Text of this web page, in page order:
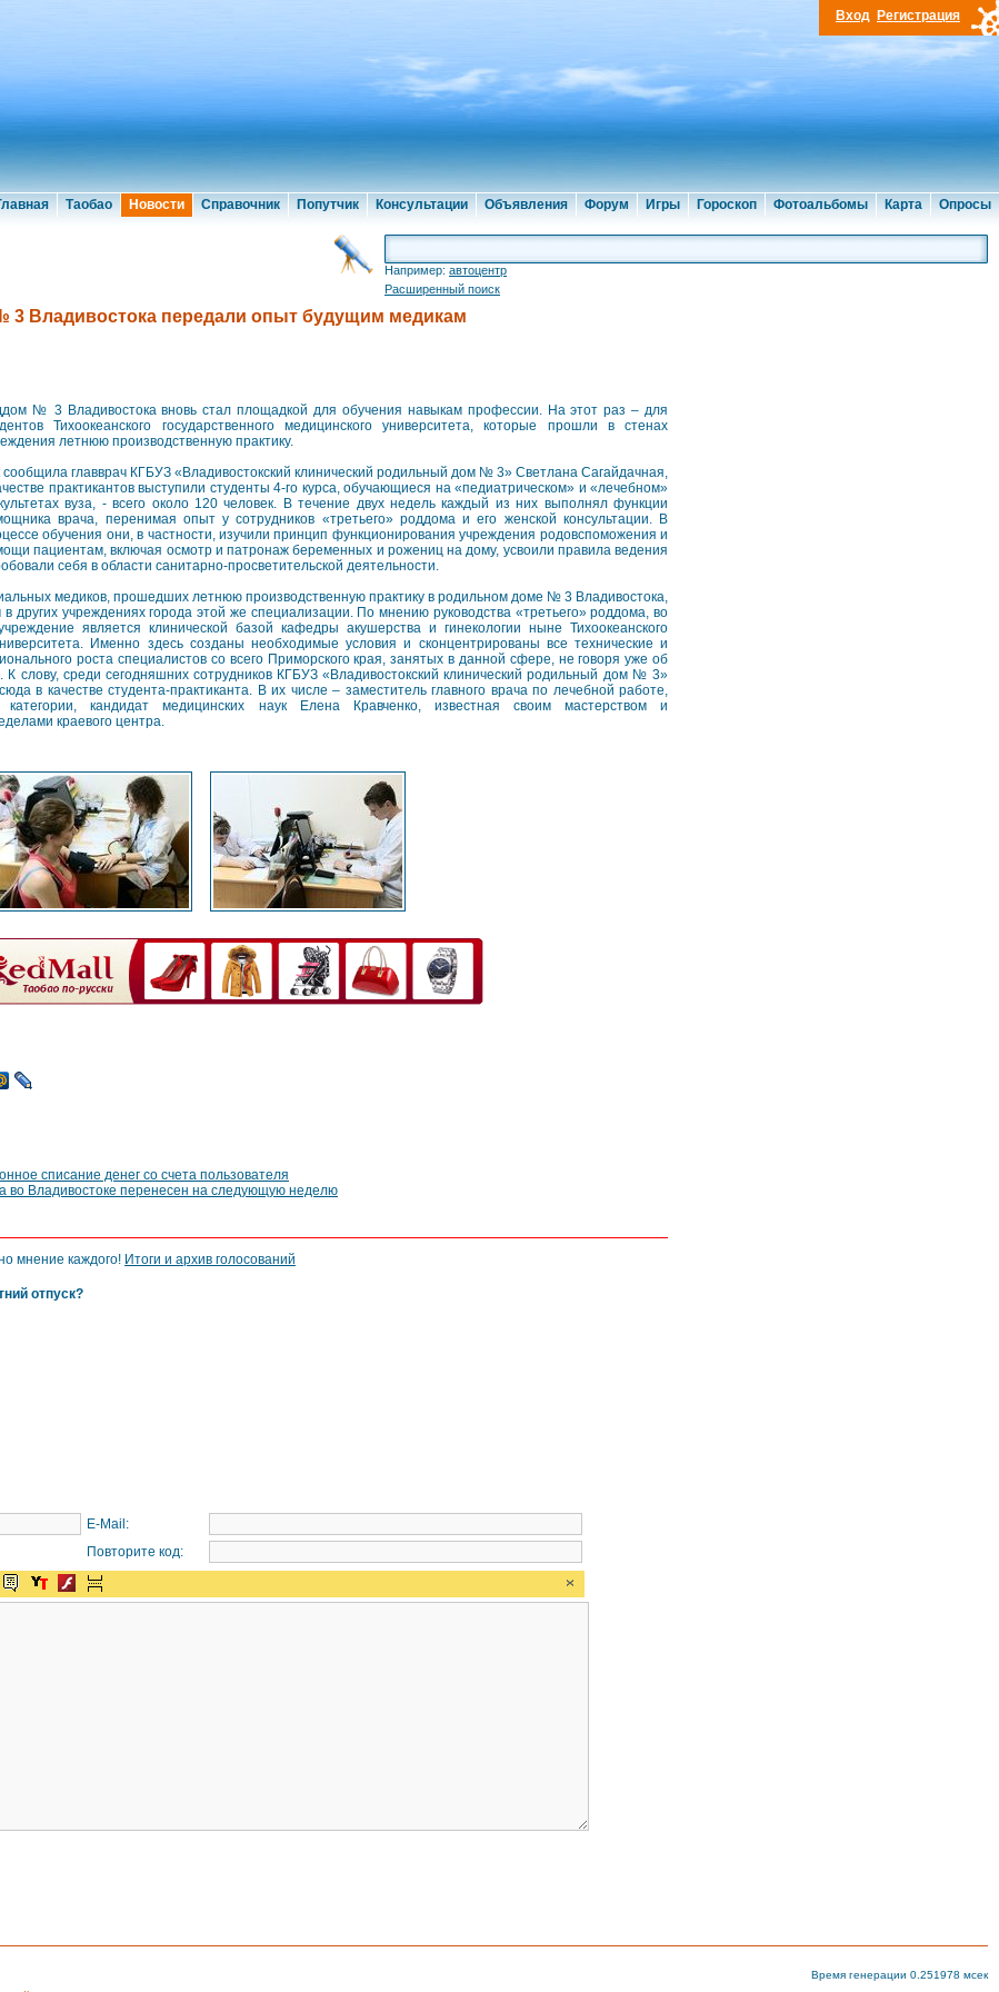
Таобао Новости Справочник Попутчик Консультации Объявления Форум Игры Гороскоп Фотоальбомы Карта Опросы
Вход Регистрация
Например: автоцентр
Расширенный поиск
Владивостока передали опыт будущим медикам
№ 3 Владивостока вновь стал площадкой для обучения навыкам профессии. На этот раз – для
Тихоокеанского государственного медицинского университета, которые прошли в стенах
летнюю производственную практику.
сообщила главврач КГБУЗ «Владивостокский клинический родильный дом № 3» Светлана Сагайдачная,
практикантов выступили студенты 4-го курса, обучающиеся на «педиатрическом» и «лечебном»
вуза, - всего около 120 человек. В течение двух недель каждый из них выполнял функции
врача, перенимая опыт у сотрудников «третьего» роддома и его женской консультации. В
обучения они, в частности, изучили принцип функционирования учреждения родовспоможения и
пациентам, включая осмотр и патронаж беременных и рожениц на дому, усвоили правила ведения
себя в области санитарно-просветительской деятельности.
медиков, прошедших летнюю производственную практику в родильном доме № 3 Владивостока,
других учреждениях города этой же специализации. По мнению руководства «третьего» роддома, во
является клинической базой кафедры акушерства и гинекологии ныне Тихоокеанского
Именно здесь созданы необходимые условия и сконцентрированы все технические и
роста специалистов со всего Приморского края, занятых в данной сфере, не говоря уже об
К слову, среди сегодняшних сотрудников КГБУЗ «Владивостокский клинический родильный дом № 3»
в качестве студента-практиканта. В их числе – заместитель главного врача по лечебной работе,
категории, кандидат медицинских наук Елена Кравченко, известная своим мастерством и
краевого центра.
списание денег со счета пользователя
во Владивостоке перенесен на следующую неделю
мнение каждого! Итоги и архив голосований
отпуск?
E-Mail:
Повторите код:
Время генерации 0.251978 мсек